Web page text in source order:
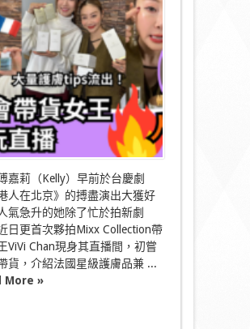
初
會
貨
王
美
容
過
招
玩
直
播
護
膚
秘
訣
不
私
藏〉
中
嘉莉（Kelly）早前於台慶劇
人在北京》的搏盡演出大獲好
氣急升的她除了忙於拍新劇
日更首次夥拍Mixx Collection帶
ViVi Chan現身其直播間，初嘗
貨，介紹法國星級護膚品兼 ...
More »